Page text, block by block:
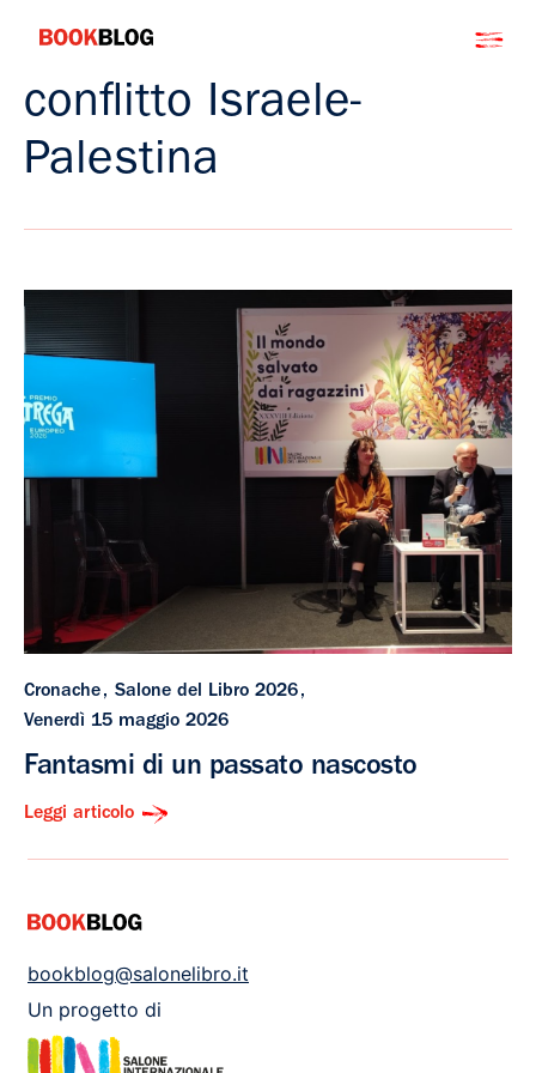
Bookblog
conflitto Israele-
Palestina
Cronache
Salone del Libro 2026
Venerdì 15 maggio 2026
Fantasmi di un passato nascosto
Leggi articolo
bookblog@salonelibro.it
Un progetto di